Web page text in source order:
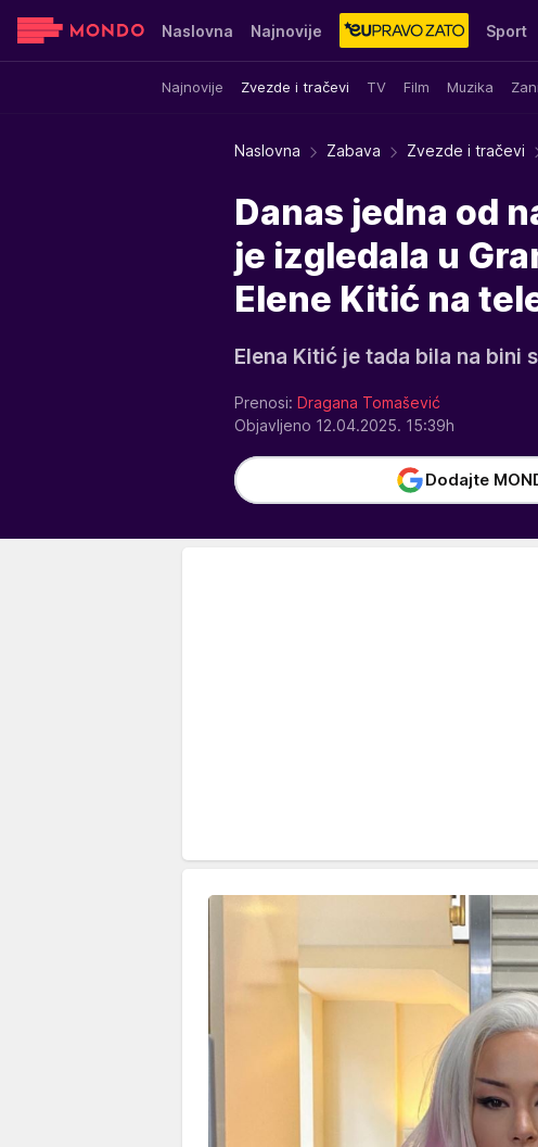
Naslovna Najnovije Sport
Najnovije Zvezde i tračevi TV Film Muzika
Sensa Stvar ukusa Yumama
Naslovna Zabava Zvezde i tračevi
Danas jedna od
je izgledala u
Elene Kitić na
Elena Kitić je tada bila na bini
Prenosi: Dragana Tomašević
Objavljeno 12.04.2025. 15:39h
Dodajte